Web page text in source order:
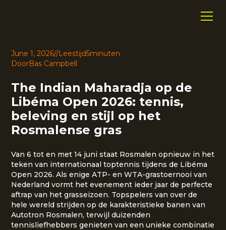
June 1, 2026//Leestijd5minuten
DoorBas Campbell
The Indian Maharadja op de
Libéma Open 2026: tennis,
beleving en stijl op het
Rosmalense gras
Van 6 tot en met 14 juni staat Rosmalen opnieuw in het
teken van internationaal toptennis tijdens de Libéma
Open 2026. Als enige ATP- en WTA-grastoernooi van
Nederland vormt het evenement ieder jaar de perfecte
aftrap van het grasseizoen. Topspelers van over de
hele wereld strijden op de karakteristieke banen van
Autotron Rosmalen, terwijl duizenden
tennisliefhebbers genieten van een unieke combinatie